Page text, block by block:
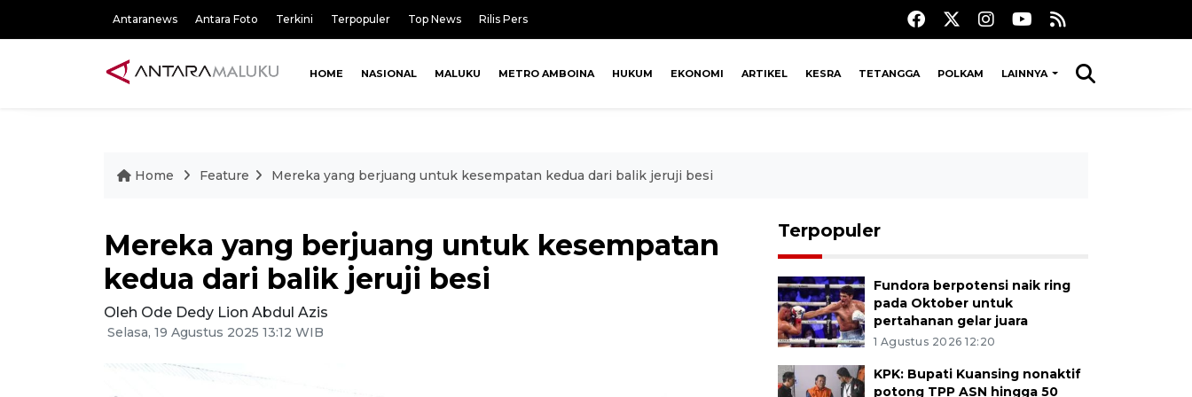
Antaranews Antara Foto Terkini Terpopuler Top News Rilis Pers
HOME NASIONAL MALUKU METRO AMBOINA HUKUM EKONOMI ARTIKEL KESRA TETANGGA POLKAM LAINNYA
Home Feature Mereka yang berjuang untuk kesempatan kedua dari balik jeruji besi
Mereka yang berjuang untuk kesempatan
kedua dari balik jeruji besi
Oleh Ode Dedy Lion Abdul Azis
Selasa, 19 Agustus 2025 13:12 WIB
Terpopuler
Fundora berpotensi naik ring
pada Oktober untuk
pertahanan gelar juara
1 Agustus 2026 12:20
KPK: Bupati Kuansing nonaktif
potong TPP ASN hingga 50